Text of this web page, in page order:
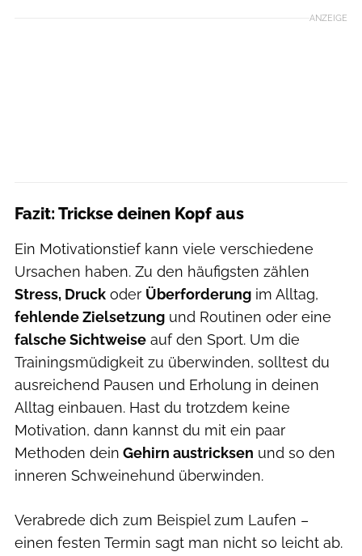
ANZEIGE
Fazit: Trickse deinen Kopf aus
Ein Motivationstief kann viele verschiedene
Ursachen haben. Zu den häufigsten zählen
Stress, Druck oder Überforderung im Alltag,
fehlende Zielsetzung und Routinen oder eine
falsche Sichtweise auf den Sport. Um die
Trainingsmüdigkeit zu überwinden, solltest du
ausreichend Pausen und Erholung in deinen
Alltag einbauen. Hast du trotzdem keine
Motivation, dann kannst du mit ein paar
Methoden dein Gehirn austricksen und so den
inneren Schweinehund überwinden.
Verabrede dich zum Beispiel zum Laufen –
einen festen Termin sagt man nicht so leicht ab.